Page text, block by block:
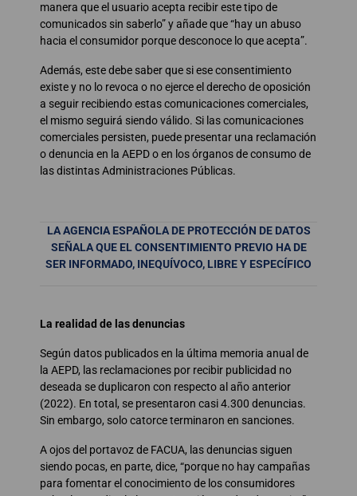
manera que el usuario acepta recibir este tipo de
comunicados sin saberlo” y añade que “hay un abuso
hacia el consumidor porque desconoce lo que acepta”.
Además, este debe saber que si ese consentimiento
existe y no lo revoca o no ejerce el derecho de oposición
a seguir recibiendo estas comunicaciones comerciales,
el mismo seguirá siendo válido. Si las comunicaciones
comerciales persisten, puede presentar una reclamación
o denuncia en la AEPD o en los órganos de consumo de
las distintas Administraciones Públicas.
LA AGENCIA ESPAÑOLA DE PROTECCIÓN DE DATOS
SEÑALA QUE EL CONSENTIMIENTO PREVIO HA DE
SER INFORMADO, INEQUÍVOCO, LIBRE Y ESPECÍFICO
La realidad de las denuncias
Según datos publicados en la última memoria anual de
la AEPD, las reclamaciones por recibir publicidad no
deseada se duplicaron con respecto al año anterior
(2022). En total, se presentaron casi 4.300 denuncias.
Sin embargo, solo catorce terminaron en sanciones.
A ojos del portavoz de FACUA, las denuncias siguen
siendo pocas, en parte, dice, “porque no hay campañas
para fomentar el conocimiento de los consumidores